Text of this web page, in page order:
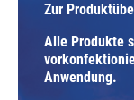
Zur
Alle Produkte
Anwendung.